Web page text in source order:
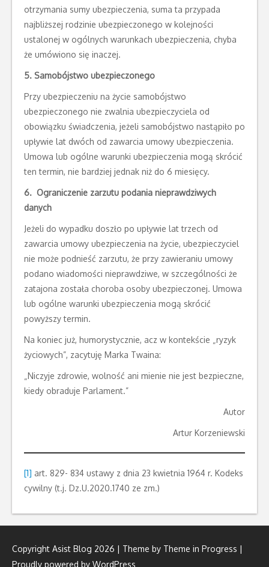
otrzymania sumy ubezpieczenia, suma ta przypada
najbliższej rodzinie ubezpieczonego w kolejności
ustalonej w ogólnych warunkach ubezpieczenia, chyba
że umówiono się inaczej.
5. Samobójstwo ubezpieczonego
Przy ubezpieczeniu na życie samobójstwo
ubezpieczonego nie zwalnia ubezpieczyciela od
obowiązku świadczenia, jeżeli samobójstwo nastąpiło po
upływie lat dwóch od zawarcia umowy ubezpieczenia.
Umowa lub ogólne warunki ubezpieczenia mogą skrócić
ten termin, nie bardziej jednak niż do 6 miesięcy.
6. Ograniczenie zarzutu podania nieprawdziwych
danych
Jeżeli do wypadku doszło po upływie lat trzech od
zawarcia umowy ubezpieczenia na życie, ubezpieczyciel
nie może podnieść zarzutu, że przy zawieraniu umowy
podano wiadomości nieprawdziwe, w szczególności że
zatajona została choroba osoby ubezpieczonej. Umowa
lub ogólne warunki ubezpieczenia mogą skrócić
powyższy termin.
Na koniec już, humorystycznie, acz w kontekście „ryzyk
życiowych”, zacytuję Marka Twaina:
„Niczyje zdrowie, wolność ani mienie nie jest bezpieczne,
kiedy obraduje Parlament.”
Autor
Artur Korzeniewski
[1] art. 829- 834 ustawy z dnia 23 kwietnia 1964 r. Kodeks
cywilny (t.j. Dz.U.2020.1740 ze zm.)
Copyright Asist Blog 2026 | Theme by Theme in Progress |
Proudly powered by WordPress